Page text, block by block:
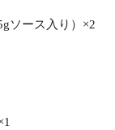
ソース入り）×2